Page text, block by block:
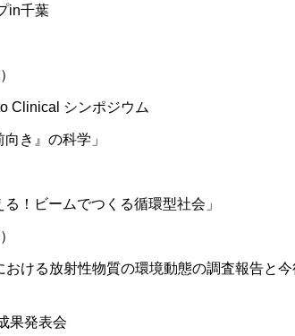
in千葉
Clinical シンポジウム
き』の科学」
！ビームでつくる循環型社会」
ける放射性物質の環境動態の調査報告と今
果発表会